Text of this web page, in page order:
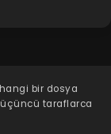
bir dosya
üçüncü taraflarca